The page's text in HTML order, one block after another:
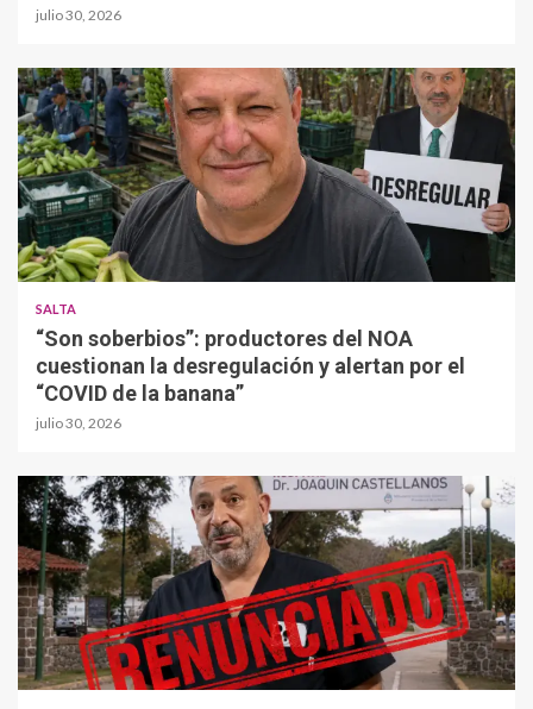
julio 30, 2026
SALTA
“Son soberbios”: productores del NOA
cuestionan la desregulación y alertan por el
“COVID de la banana”
julio 30, 2026